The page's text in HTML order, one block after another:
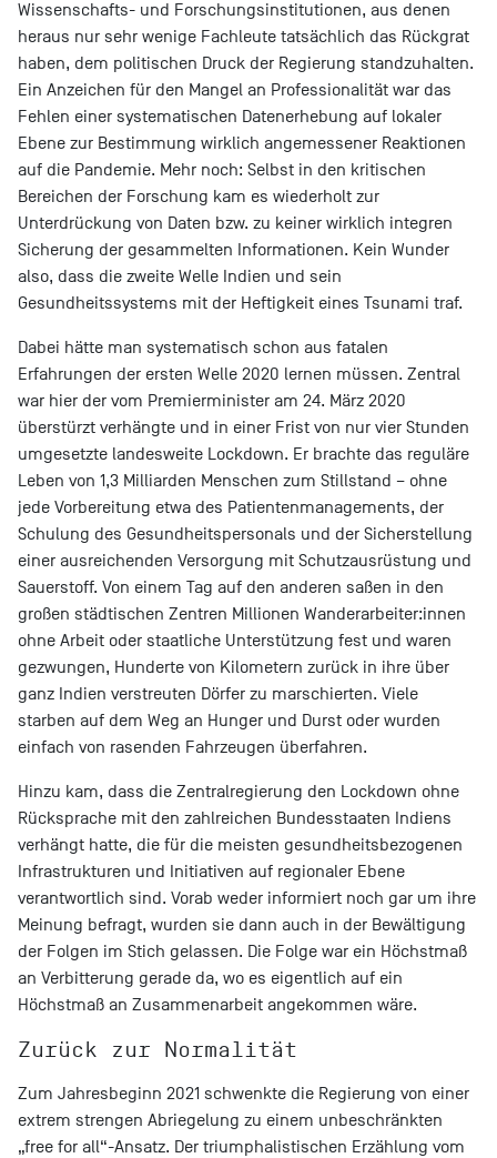
Wissenschafts- und Forschungsinstitutionen, aus denen
heraus nur sehr wenige Fachleute tatsächlich das Rückgrat
haben, dem politischen Druck der Regierung standzuhalten.
Ein Anzeichen für den Mangel an Professionalität war das
Fehlen einer systematischen Datenerhebung auf lokaler
Ebene zur Bestimmung wirklich angemessener Reaktionen
auf die Pandemie. Mehr noch: Selbst in den kritischen
Bereichen der Forschung kam es wiederholt zur
Unterdrückung von Daten bzw. zu keiner wirklich integren
Sicherung der gesammelten Informationen. Kein Wunder
also, dass die zweite Welle Indien und sein
Gesundheitssystems mit der Heftigkeit eines Tsunami traf.
Dabei hätte man systematisch schon aus fatalen
Erfahrungen der ersten Welle 2020 lernen müssen. Zentral
war hier der vom Premierminister am 24. März 2020
überstürzt verhängte und in einer Frist von nur vier Stunden
umgesetzte landesweite Lockdown. Er brachte das reguläre
Leben von 1,3 Milliarden Menschen zum Stillstand – ohne
jede Vorbereitung etwa des Patientenmanagements, der
Schulung des Gesundheitspersonals und der Sicherstellung
einer ausreichenden Versorgung mit Schutzausrüstung und
Sauerstoff. Von einem Tag auf den anderen saßen in den
großen städtischen Zentren Millionen Wanderarbeiter:innen
ohne Arbeit oder staatliche Unterstützung fest und waren
gezwungen, Hunderte von Kilometern zurück in ihre über
ganz Indien verstreuten Dörfer zu marschierten. Viele
starben auf dem Weg an Hunger und Durst oder wurden
einfach von rasenden Fahrzeugen überfahren.
Hinzu kam, dass die Zentralregierung den Lockdown ohne
Rücksprache mit den zahlreichen Bundesstaaten Indiens
verhängt hatte, die für die meisten gesundheitsbezogenen
Infrastrukturen und Initiativen auf regionaler Ebene
verantwortlich sind. Vorab weder informiert noch gar um ihre
Meinung befragt, wurden sie dann auch in der Bewältigung
der Folgen im Stich gelassen. Die Folge war ein Höchstmaß
an Verbitterung gerade da, wo es eigentlich auf ein
Höchstmaß an Zusammenarbeit angekommen wäre.
Zurück zur Normalität
Zum Jahresbeginn 2021 schwenkte die Regierung von einer
extrem strengen Abriegelung zu einem unbeschränkten
„free for all“-Ansatz. Der triumphalistischen Erzählung vom